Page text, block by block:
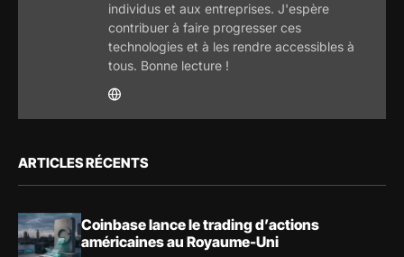
individus et aux entreprises. J'espère
contribuer à faire progresser ces
technologies et à les rendre accessibles à
tous. Bonne lecture !
ARTICLES RÉCENTS
Coinbase lance le trading d’actions
américaines au Royaume-Uni